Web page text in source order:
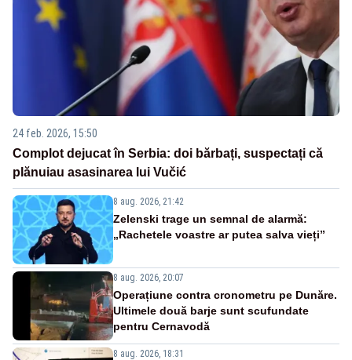
24 feb. 2026, 15:50
Complot dejucat în Serbia: doi bărbați, suspectați că
plănuiau asasinarea lui Vučić
8 aug. 2026, 21:42
Zelenski trage un semnal de alarmă:
„Rachetele voastre ar putea salva vieți”
8 aug. 2026, 20:07
Operațiune contra cronometru pe Dunăre.
Ultimele două barje sunt scufundate
pentru Cernavodă
8 aug. 2026, 18:31